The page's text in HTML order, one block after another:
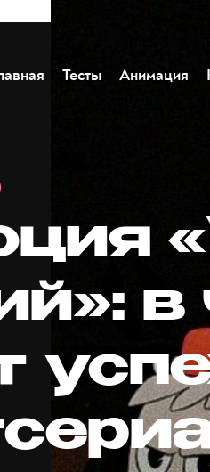
Тесты Анимация